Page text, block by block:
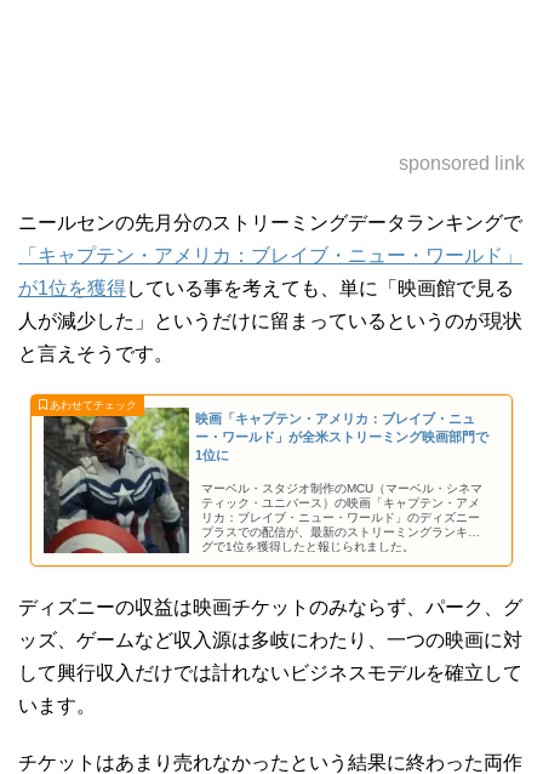
sponsored link
ニールセンの先月分のストリーミングデータランキングで
「キャプテン・アメリカ：ブレイブ・ニュー・ワールド」
が1位を獲得している事を考えても、単に「映画館で見る
人が減少した」というだけに留まっているというのが現状
と言えそうです。
映画「キャプテン・アメリカ：ブレイブ・ニュ
ー・ワールド」が全米ストリーミング映画部門で
1位に
マーベル・スタジオ制作のMCU（マーベル・シネマ
ティック・ユニバース）の映画「キャプテン・アメ
リカ：ブレイブ・ニュー・ワールド」のディズニー
プラスでの配信が、最新のストリーミングランキン
グで1位を獲得したと報じられました。
ディズニーの収益は映画チケットのみならず、パーク、グ
ッズ、ゲームなど収入源は多岐にわたり、一つの映画に対
して興行収入だけでは計れないビジネスモデルを確立して
います。
チケットはあまり売れなかったという結果に終わった両作